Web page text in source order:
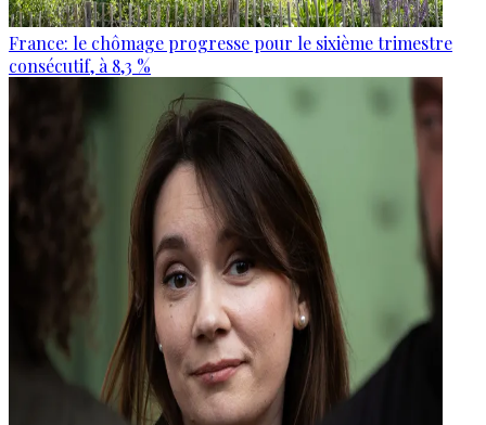
France: le chômage progresse pour le sixième trimestre
consécutif, à 8,3 %